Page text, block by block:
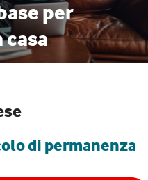
per
casa
di permanenza